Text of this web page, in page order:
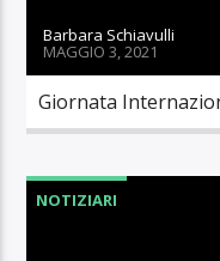
Barbara Schiavulli
MAGGIO 3, 2021
Giornata
NOTIZIARI